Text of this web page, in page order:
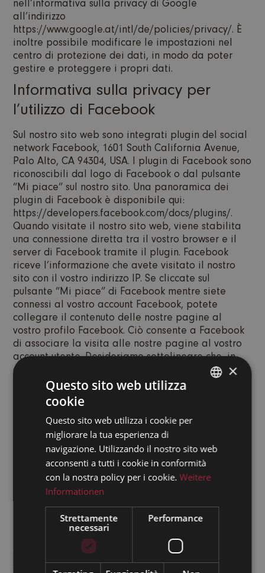
nell’informativa sulla privacy di Google
all’indirizzo
https://www.google.at/intl/de/policies/privacy/. È
inoltre possibile modificare le impostazioni nel
centro di protezione dei dati, in modo da poter
gestire e proteggere i propri dati.
Informativa sulla privacy per
l’utilizzo di Facebook
Sul nostro sito web sono integrati plugin del social
network Facebook, 1601 South California Avenue,
Palo Alto, CA 94304, USA. I plugin di Facebook sono
riconoscibili dal logo di Facebook o dal pulsante
“Mi piace” sul nostro sito. Una panoramica dei
plugin di Facebook è disponibile qui:
https://developers.facebook.com/docs/plugins/.
Quando visitate il nostro sito web, viene stabilita
una connessione diretta tra il vostro browser e il
server di Facebook tramite il plugin. Facebook
riceve l’informazione che avete visitato il nostro
sito con il vostro indirizzo IP. Se cliccate sul
pulsante “Mi piace” di Facebook mentre siete
connessi al vostro account Facebook, potete
collegare il contenuto delle nostre pagine al
vostro profilo Facebook. Ciò consente a Facebook
di associare la visita alle nostre pagine al vostro
account utente. Desideriamo sottolineare che, in
quanto fornitori delle pagine, non siamo a
conoscenza del contenuto dei dati trasmessi né del
loro utilizzo da parte di Facebook. Ulteriori
informazioni in merito sono disponibili
nell’informativa sulla privacy di Facebook
all’indirizzo https://www.facebook.com/policy.php.
Se non volete che Facebook possa associare la
vostra visita alle nostre pagine al vostro account
utente di Facebook, vi preghiamo di disconnettervi
dal vostro account utente di Facebook.
Informativa sulla privacy per
l’utilizzo di Google Adsense
Questo sito web utilizza Google AdSense, un
servizio di integrazione di annunci pubblicitari di
ITALIAN
×
Questo sito web utilizza
cookie
Questo sito web utilizza i cookie per
migliorare la tua esperienza di
navigazione. Utilizzando il nostro sito web
acconsenti a tutti i cookie in conformità
con la nostra policy per i cookie. Weitere
Informationen
Strettamente
necessari
Performance